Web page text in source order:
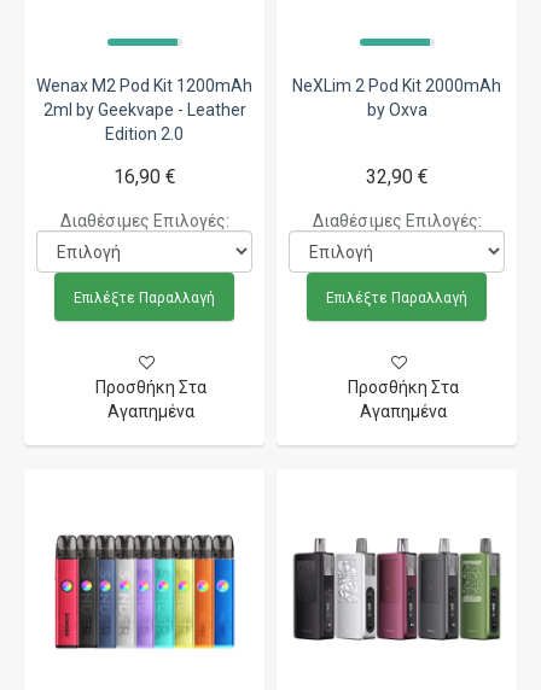
Wenax M2 Pod Kit 1200mAh
2ml by Geekvape - Leather
Edition 2.0
16,90 €
Διαθέσιμες Επιλογές:
Επιλέξτε Παραλλαγή
Προσθήκη Στα
Αγαπημένα
NeXLim 2 Pod Kit 2000mAh
by Oxva
32,90 €
Διαθέσιμες Επιλογές:
Επιλέξτε Παραλλαγή
Προσθήκη Στα
Αγαπημένα